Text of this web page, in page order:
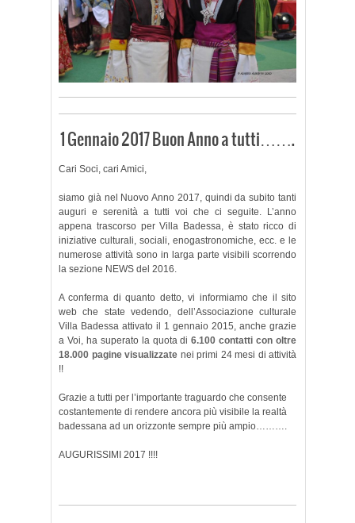
1 Gennaio 2017 Buon Anno a tutti…….
Cari Soci, cari Amici,
siamo già nel Nuovo Anno 2017, quindi da subito tanti
auguri e serenità a tutti voi che ci seguite. L’anno
appena trascorso per Villa Badessa, è stato ricco di
iniziative culturali, sociali, enogastronomiche, ecc. e le
numerose attività sono in larga parte visibili scorrendo
la sezione NEWS del 2016.
A conferma di quanto detto, vi informiamo che il sito
web che state vedendo, dell’Associazione culturale
Villa Badessa attivato il 1 gennaio 2015, anche grazie
a Voi, ha superato la quota di 6.100 contatti con oltre
18.000 pagine visualizzate nei primi 24 mesi di attività
!!
Grazie a tutti per l’importante traguardo che consente
costantemente di rendere ancora più visibile la realtà
badessana ad un orizzonte sempre più ampio……….
AUGURISSIMI 2017 !!!!